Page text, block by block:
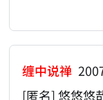
缠中说禅
[匿名] 悠悠悠